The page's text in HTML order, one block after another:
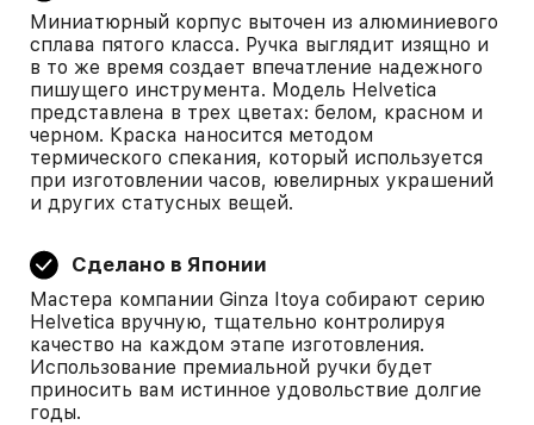
Миниатюрный корпус выточен из алюминиевого
сплава пятого класса. Ручка выглядит изящно и
в то же время создает впечатление надежного
пишущего инструмента. Модель Helvetica
представлена в трех цветах: белом, красном и
черном. Краска наносится методом
термического спекания, который используется
при изготовлении часов, ювелирных украшений
и других статусных вещей.
Сделано в Японии
Мастера компании Ginza Itoya собирают серию
Helvetica вручную, тщательно контролируя
качество на каждом этапе изготовления.
Использование премиальной ручки будет
приносить вам истинное удовольствие долгие
годы.